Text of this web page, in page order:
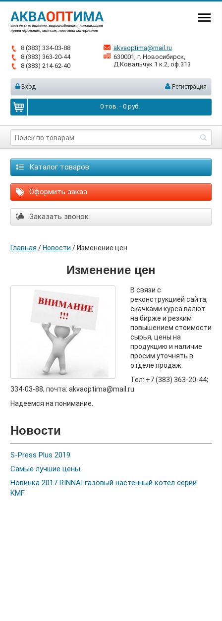
8 (383) 334-03-88
8 (383) 363-20-44
8 (383) 214-62-40
akvaoptima@mail.ru
630001, г. Новосибирск,
Д.Ковальчук 1 к.2, оф.313
Вход Регистрация
0тов. - 0руб.
Каталог товаров
Оформить заказ
Заказать звонок
Главная / Новости / Изменение цен
Изменение цен
В связи с
реконструкцией сайта,
скачками курса валют
на бирже и резким
повышением стоимости
сырья, цены на
продукцию и наличие
просим уточнять в
отделе продаж.
Тел: +7 (383) 363-20-44;
334-03-88, почта: akvaoptima@mail.ru
Надеемся на понимание.
Новости
S-Press Plus 2019
Самые лучшие цены
Новинка 2017 RINNAI газовый настенный котел серии
KMF